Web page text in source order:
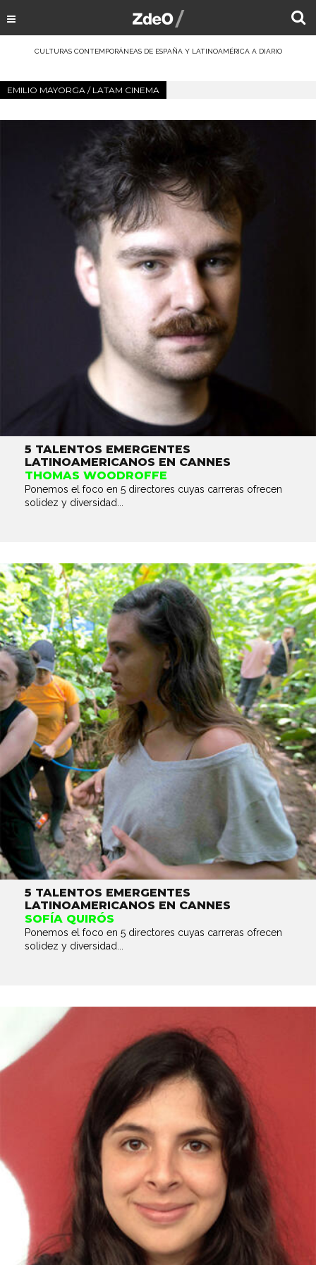
CULTURAS CONTEMPORÁNEAS DE ESPAÑA Y LATINOAMÉRICA A DIARIO
EMILIO MAYORGA / LATAM CINEMA
5 TALENTOS EMERGENTES
LATINOAMERICANOS EN CANNES
THOMAS WOODROFFE
Ponemos el foco en 5 directores cuyas carreras ofrecen
solidez y diversidad...
5 TALENTOS EMERGENTES
LATINOAMERICANOS EN CANNES
SOFÍA QUIRÓS
Ponemos el foco en 5 directores cuyas carreras ofrecen
solidez y diversidad...